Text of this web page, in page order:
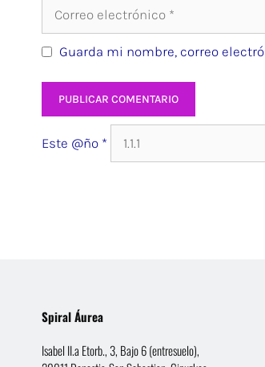
electrónico
Guarda mi nombre, correo
Este @ño *
Spiral Áurea
Isabel II.a Etorb., 3, Bajo 6 (entresuelo),